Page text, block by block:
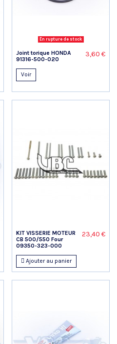
En rupture de stock
Joint torique HONDA
91316-500-020
3,60 €
Voir
KIT VISSERIE MOTEUR
CB 500/550 Four
09350-323-000
23,40 €
Ajouter au panier